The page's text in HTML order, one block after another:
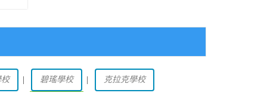
碧瑤學校 克拉克學校